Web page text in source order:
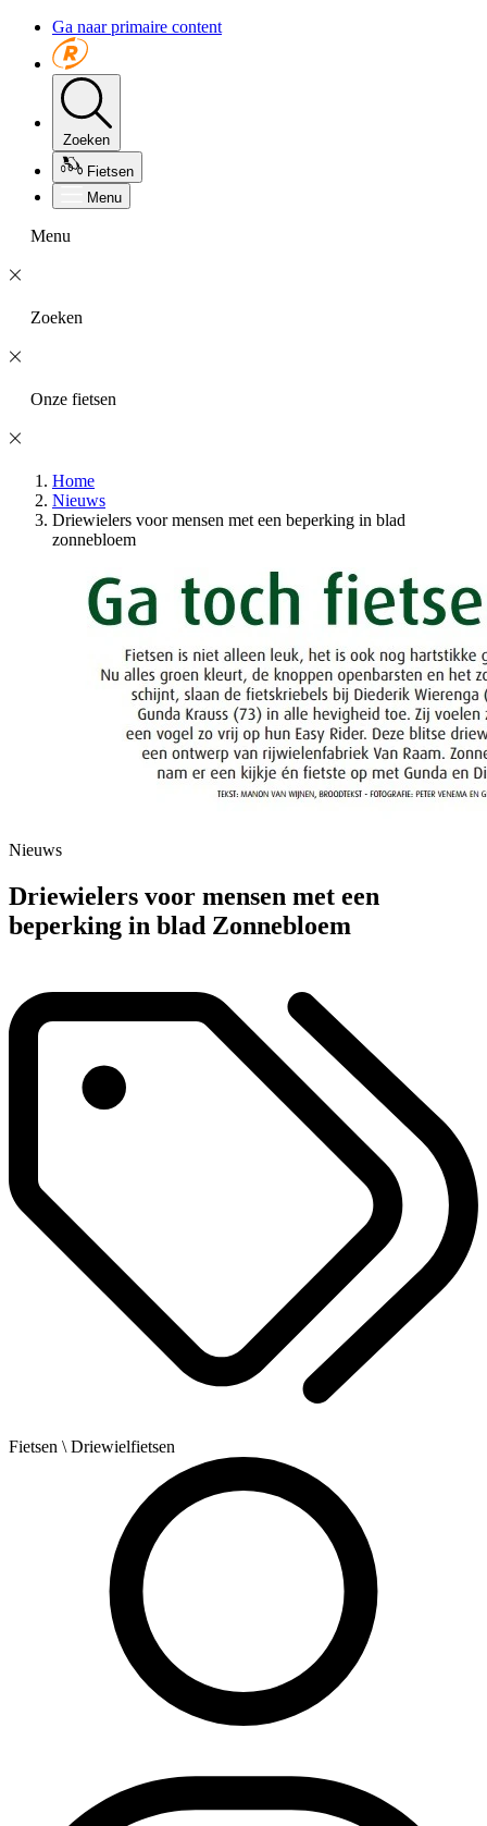
Ga naar primaire content
Zoeken
Fietsen
Menu
Menu
Zoeken
Onze fietsen
Home
Nieuws
Driewielers voor mensen met een beperking in blad
zonnebloem
Nieuws
Driewielers voor mensen met een
beperking in blad Zonnebloem
Fietsen \ Driewielfietsen